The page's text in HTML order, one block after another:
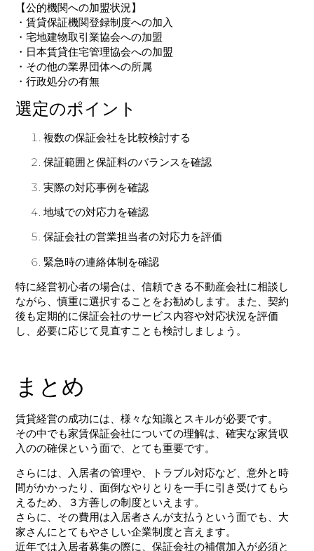
【公的機関への加盟状況】
・賃貸保証機関登録制度への加入
・宅地建物取引業協会への加盟
・日本賃貸住宅管理協会への加盟
・その他の業界団体への所属
・行政処分の有無
選定のポイント
複数の保証会社を比較検討する
保証範囲と保証料のバランスを確認
実際の対応事例を確認
地域での対応力を確認
保証会社の営業担当者の対応力を評価
緊急時の連絡体制を確認
特に経営初心者の場合は、信頼できる不動産会社に相談し
ながら、慎重に選択することをお勧めします。また、契約
後も定期的に保証会社のサービス内容や対応状況を評価
し、必要に応じて見直すことも検討しましょう。
まとめ
賃貸経営の成功には、様々な知識とスキルが必要です。
その中でも家賃保証会社についての理解は、確実な家賃収
入のの確保という面で、とても重要です。
さらには、入居者の管理や、トラブル対応など、意外と時
間がかかったり、面倒なやりとりを一手に引き受けてもら
えるため、３方善しの制度といえます。
さらに、その費用は入居者さんが支払うという面でも、大
家さんにとてもやさしい企業制度と言えます。
近年では入居者募集の際に、保証会社の補償加入が必須と